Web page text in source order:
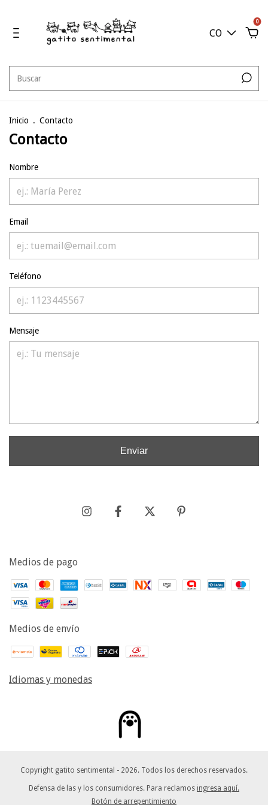
CO
0
Inicio . Contacto
Contacto
Nombre
Email
Teléfono
Mensaje
Enviar
Medios de pago
Medios de envío
Idiomas y monedas
Copyright gatito sentimental - 2026. Todos los derechos reservados.
Defensa de las y los consumidores. Para reclamos ingresa aquí.
Botón de arrepentimiento